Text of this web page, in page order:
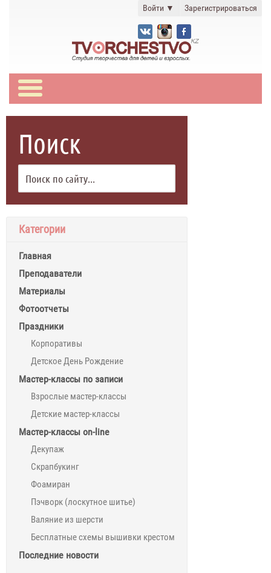
Войти ▼ Зарегистрироваться
Поиск
Категории
Главная
Преподаватели
Материалы
Фотоотчеты
Праздники
Корпоративы
Детское День Рождение
Мастер-классы по записи
Взрослые мастер-классы
Детские мастер-классы
Мастер-классы on-line
Декупаж
Скрапбукинг
Фоамиран
Пэчворк (лоскутное шитье)
Валяние из шерсти
Бесплатные схемы вышивки крестом
Последние новости